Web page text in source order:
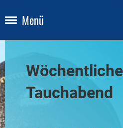
Menü
Tauchabend